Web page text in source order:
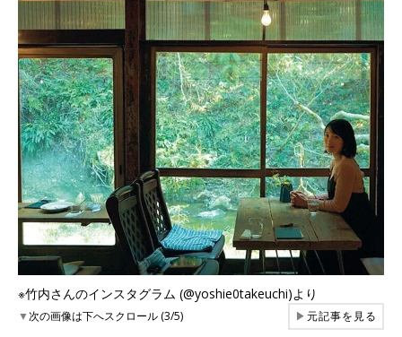
※竹内さんのインスタグラム (@yoshie0takeuchi)より
▼次の画像は下へスクロール (3/5) ▶元記事を見る